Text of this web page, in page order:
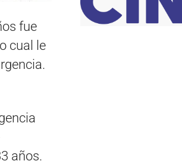
fue
cual le
años.